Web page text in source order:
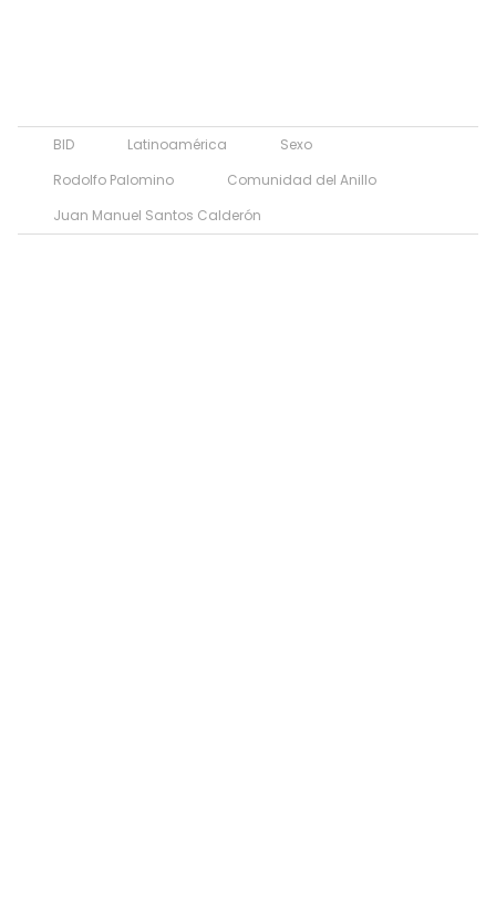
BID Latinoamérica
Sexo
Rodolfo Palomino
Comunidad del Anillo
Juan Manuel Santos Calderón